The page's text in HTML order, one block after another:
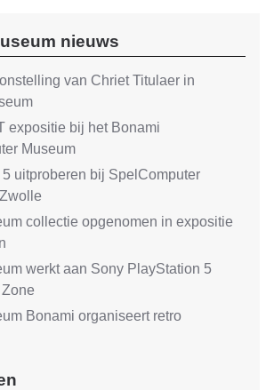
nieuws
van Chriet Titulaer in
expositie bij het Bonami
Museum
uitproberen bij SpelComputer
collectie opgenomen in expositie
werkt aan Sony PlayStation 5
Bonami organiseert retro